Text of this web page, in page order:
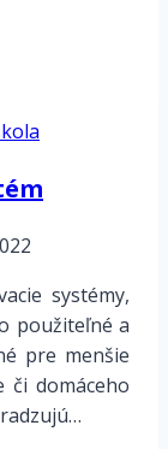
systémy,
použiteľné a
pre menšie
či domáceho